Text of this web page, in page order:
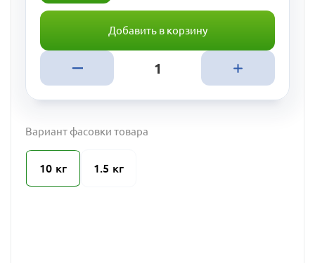
Добавить в корзину
Вариант фасовки товара
10 кг 1.5 кг